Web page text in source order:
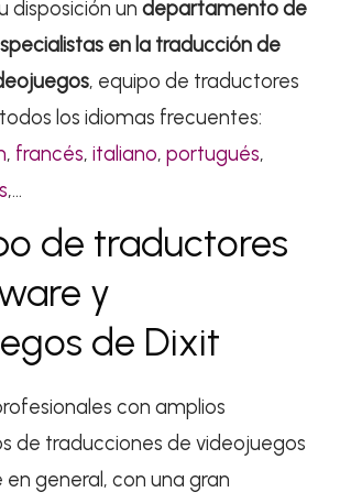
disposición undepartamento de
en la traducción de
, equipo de traductores
los idiomas frecuentes:
, francés,italiano,portugués,
,…
de traductores
y
de Dixit
con amplios
de traducciones de videojuegos
general, con una gran